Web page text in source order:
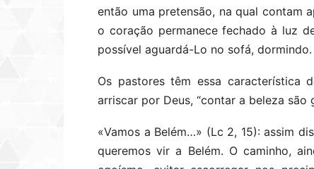
então uma pretensão, na qual contam
o coração permanece fechado à luz
possível aguardá-Lo no sofá, dormindo.
Os pastores têm essa
arriscar por Deus, “contar a beleza são
«Vamos a Belém…» (Lc 2, 15): assim
queremos vir a Belém. O caminho,